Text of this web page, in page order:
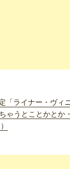
「ライナー・ヴィ
ゃうとことかとか